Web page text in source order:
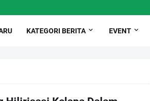
KATEGORI BERITA EVENT